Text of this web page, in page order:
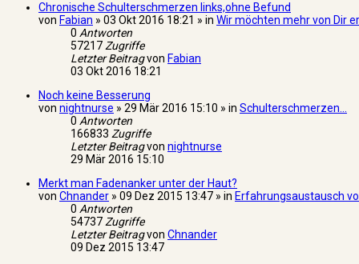
Chronische Schulterschmerzen links,ohne Befund
von Fabian » 03 Okt 2016 18:21 » in Wir möchten mehr von Dir
0 Antworten
57217Zugriffe
Letzter Beitragvon Fabian
03 Okt 2016 18:21
Noch keine Besserung
von nightnurse » 29 Mär 2016 15:10 » in Schulterschmerzen...
0 Antworten
166833 Zugriffe
Letzter Beitragvon nightnurse
29 Mär 2016 15:10
Merkt man Fadenanker unter der Haut?
von Chnander » 09 Dez 2015 13:47 » in Erfahrungsaustausch
0 Antworten
54737Zugriffe
Letzter Beitragvon Chnander
09 Dez 2015 13:47